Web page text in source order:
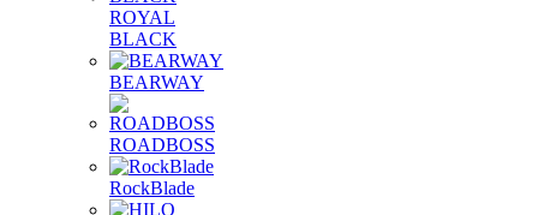
ROYAL
BLACK
BEARWAY
ROADBOSS
RockBlade